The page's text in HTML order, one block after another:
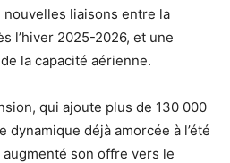
liaisons entre la
l’hiver 2025-2026, et une
la capacité aérienne.
qui ajoute plus de 130 000
dynamique déjà amorcée à l’été
son offre vers le